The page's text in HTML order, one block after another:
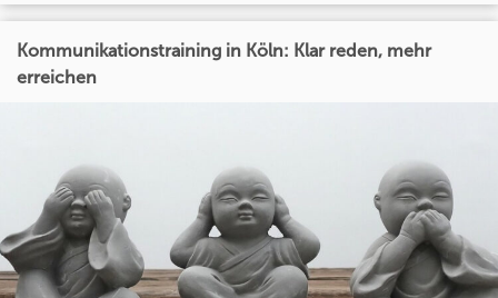
Kommunikationstraining in Köln: Klar reden, mehr
erreichen